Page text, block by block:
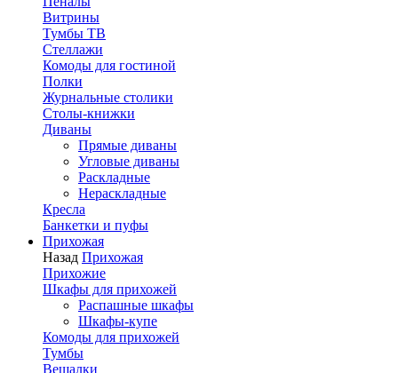
Витрины
Тумбы ТВ
Стеллажи
Комоды для гостиной
Полки
Журнальные столики
Столы-книжки
Диваны
Прямые диваны
Угловые диваны
Раскладные
Нераскладные
Кресла
Банкетки и пуфы
Прихожая
Назад Прихожая
Прихожие
Шкафы для прихожей
Распашные шкафы
Шкафы-купе
Комоды для прихожей
Тумбы
Вешалки